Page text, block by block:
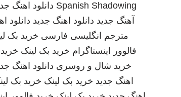
Spanish Shadowing دانلود اهنگ
آهنگ جدید دانلود اهنگ جدید دانلود
مترجم انگلیسی فارسی خرید بک
فالوور اینستاگرام خرید بک لینک
خرید شال و روسری دانلود اهنگ
اهنگ جدید خرید بک لینک خرید بک